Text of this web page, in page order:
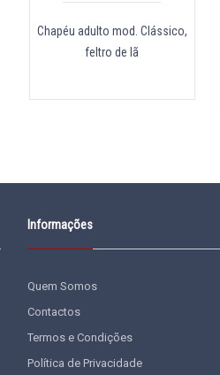
Chapéu adulto mod. Clássico,
feltro de lã
Informações
Quem Somos
Contactos
Termos e Condições
Política de Privacidade